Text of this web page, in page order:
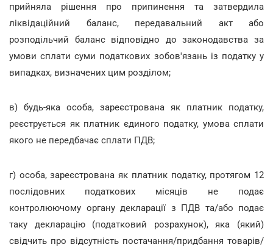
прийняла рішення про припинення та затвердила
ліквідаційний баланс, передавальний акт або
розподільчий баланс відповідно до законодавства за
умови сплати суми податкових зобов'язань із податку у
випадках, визначених цим розділом;
в) будь-яка особа, зареєстрована як платник податку,
реєструється як платник єдиного податку, умова сплати
якого не передбачає сплати ПДВ;
г) особа, зареєстрована як платник податку, протягом 12
послідовних податкових місяців не подає
контролюючому органу декларації з ПДВ та/або подає
таку декларацію (податковий розрахунок), яка (який)
свідчить про відсутність постачання/придбання товарів/